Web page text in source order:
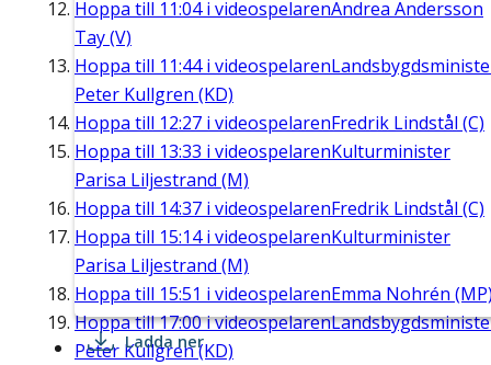
Hoppa till 11:04i videospelarenAndrea Andersson
Tay (V)
Hoppa till 11:44i videospelaren
Peter Kullgren (KD)
Hoppa till 12:27 i videospelarenFredrik Lindstål (C)
Hoppa till 13:33 i videospelarenKulturminister
Parisa Liljestrand (M)
Hoppa till 14:37 i videospelarenFredrik Lindstål (C)
Hoppa till 15:14i videospelarenKulturminister
Parisa Liljestrand (M)
Hoppa till 15:51 i videospelarenEmma Nohrén
Hoppa till17:00i videospelaren
Peter Kullgren (KD)
Ladda ner